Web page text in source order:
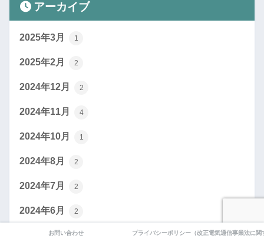
アーカイブ
2025年3月 1
2025年2月 2
2024年12月 2
2024年11月 4
2024年10月 1
2024年8月 2
2024年7月 2
2024年6月 2
2024年5月 15
お問い合わせ プライバシーポリシー（改正電気通信事業法に関